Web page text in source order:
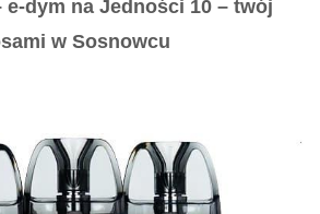
e-dym na Jedności 10 – twój
w Sosnowcu